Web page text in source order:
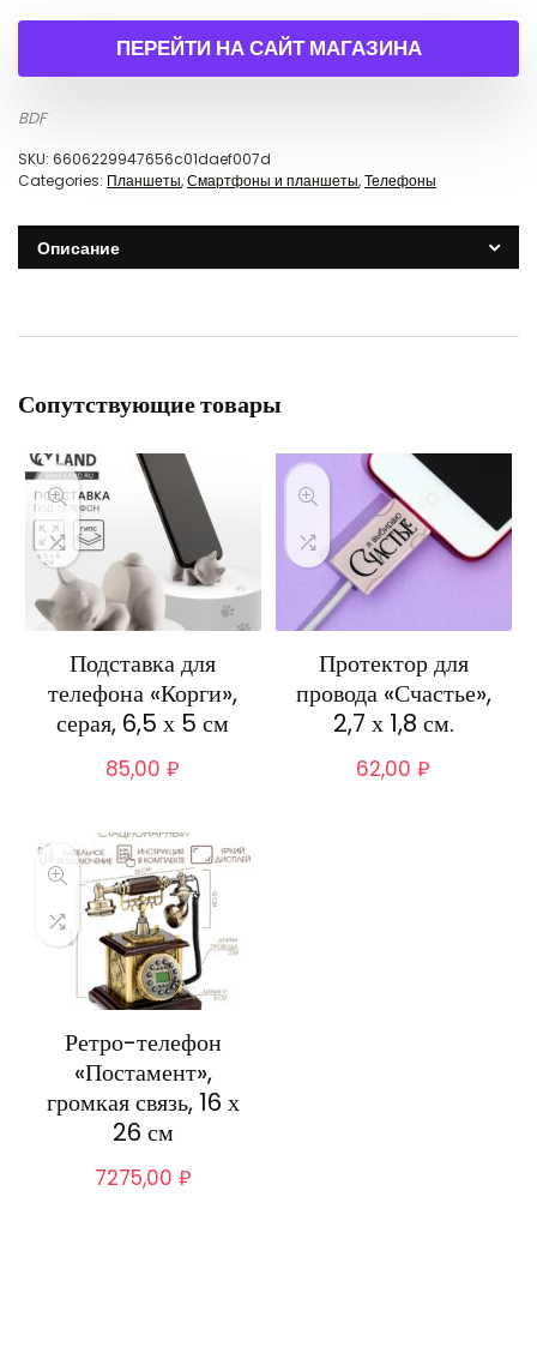
ПЕРЕЙТИ НА САЙТ МАГАЗИНА
BDF
SKU: 6606229947656c01daef007d
Categories: Планшеты,Смартфоны и планшеты,Телефоны
Описание
Сопутствующие товары
Подставка для
телефона «Корги»,
серая, 6,5 х 5 см
85,00₽
Протектор для
провода «Счастье»,
2,7 х 1,8 см.
62,00₽
Ретро-телефон
«Постамент»,
громкая связь, 16 х
26 см
7275,00 ₽